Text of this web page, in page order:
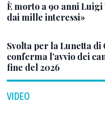
È morto a 90 anni
dai mille interessi»
Svolta per la Lunetta di
conferma l’avvio dei
fine del 2026
VIDEO